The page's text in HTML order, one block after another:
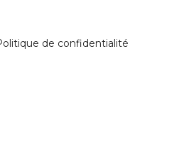
de confidentialité